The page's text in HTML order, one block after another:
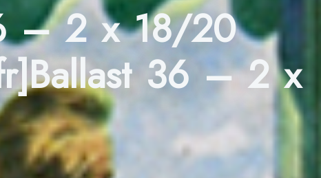
– 2 x 18/20
36 – 2 x